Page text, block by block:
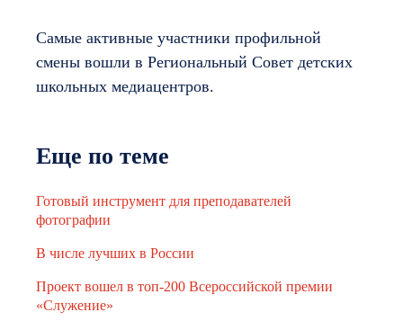
Самые активные участники профильной
смены вошли в Региональный Совет детских
школьных медиацентров.
Еще по теме
Готовый инструмент для преподавателей
фотографии
В числе лучших в России
Проект вошел в топ-200 Всероссийской премии
«Служение»